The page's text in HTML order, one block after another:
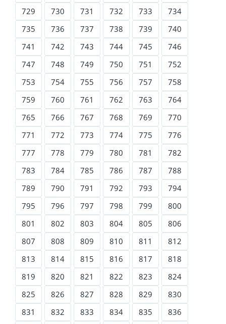
729
730 731 732 733
734
735
736 737 738 739
740
741
742 743 744 745
746
747
748 749 750 751
752
753
754 755 756 757
758
759
760 761 762 763
764
765
766 767 768 769
770
771
772 773 774 775
776
777
778 779 780 781
782
783
784 785 786 787
788
789
790 791 792 793
794
795
796 797 798 799
800
801
802 803 804 805
806
807
808 809 810 811
812
813
814 815 816 817
818
819
820 821 822 823
824
825
826 827 828 829
830
831
832 833 834 835
836